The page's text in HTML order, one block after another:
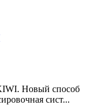
Новый способ
сист...